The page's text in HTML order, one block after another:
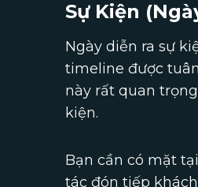
Sự Kiện
Ngày diễn ra sự
timeline được
này rất quan
kiện.
Bạn cần có mặt
tác đón tiếp